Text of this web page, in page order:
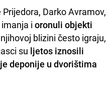
Darko Avramov,
i oronuli objekti
blizini često igraju,
su ljetos iznosili
deponije u dvorištima